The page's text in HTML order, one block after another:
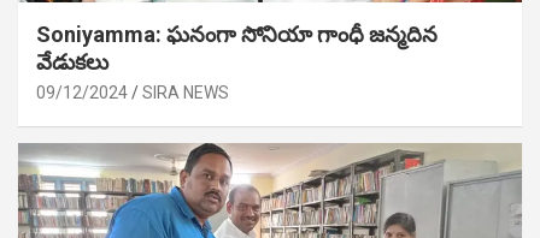
Soniyamma: ఘ‌నంగా సోనియా గాంధీ జ‌న్మ‌దిన
వేడుక‌లు
09/12/2024 SIRA NEWS